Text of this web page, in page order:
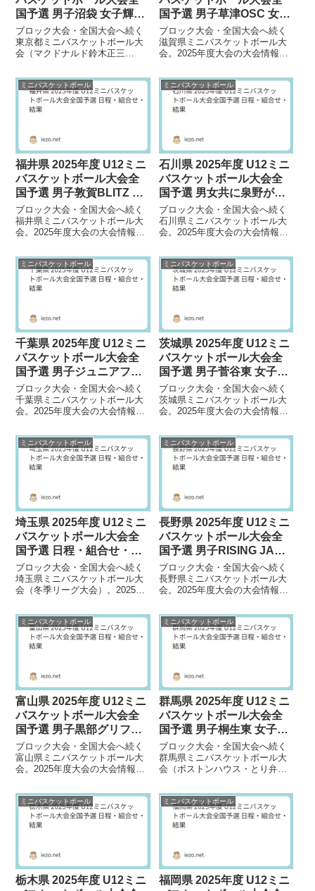
国予選 男子沼袋 女子輝汐
が優勝
ブロック大会・全国大会へ続く
東京都ミニバスケットボール大
会（マクドナルド鈴木正三
を掲載しています。大会日程
2026年 1月11日...
国予選 男子草津OSC 女子
平野が優勝
ブロック大会・全国大会へ続く
滋賀県ミニバスケットボール大
会。2025年度大会の大会情報を
2025年 12月6日（土）～14日
（日）...
ミニバスケットボール
福井県 2025年度 U12ミニ
バスケットボール大会全
国予選 男子敦賀BLITZ 女
子CROWNが優勝
ブロック大会・全国大会へ続く
福井県ミニバスケットボール大
会。2025年度大会の大会情報を
年 1月10日（土）～25日（日）
大会会...
ミニバスケットボール
石川県 2025年度 U12ミニ
バスケットボール大会全
国予選 男女共に泉野が優
勝
ブロック大会・全国大会へ続く
石川県ミニバスケットボール大
会。2025年度大会の大会情報を
年 1月18日（日）～25日（日）
大会会...
ミニバスケットボール
千葉県 2025年度 U12ミニ
バスケットボール大会全
国予選 男子ジュニアファ
イブ 女子絆が優勝
ブロック大会・全国大会へ続く
千葉県ミニバスケットボール大
会。2025年度大会の大会情報を
年 1月10日（土）～25日（日）
大会会...
ミニバスケットボール
茨城県 2025年度 U12ミニ
バスケットボール大会全
国予選 男子菅谷東 女子陽
光台が優勝
ブロック大会・全国大会へ続く
茨城県ミニバスケットボール大
会。2025年度大会の大会情報を
年 1月17日（土）～25日（日）
大会会...
ミニバスケットボール
埼玉県 2025年度 U12ミニ
バスケットボール大会全
国予選 日程・組合せ・結
果
ブロック大会・全国大会へ続く
埼玉県ミニバスケットボール大
会（冬季リーグ大会）。2025年
ます。大会日程2026年 1月11
日（土）～...
ミニバスケットボール
長野県 2025年度 U12ミニ
バスケットボール大会全
国予選 男子RISING JAM
女子佐久ボノスが優勝
ブロック大会・全国大会へ続く
長野県ミニバスケットボール大
会。2025年度大会の大会情報を
ウンド：2025年 11月23日
（日）2...
ミニバスケットボール
富山県 2025年度 U12ミニ
バスケットボール大会全
国予選 男子黒部グリフィ
ンズ 女子入善が優勝
ブロック大会・全国大会へ続く
富山県ミニバスケットボール大
会。2025年度大会の大会情報を
年 1月10日（土）～18日（日）
大会会...
ミニバスケットボール
群馬県 2025年度 U12ミニ
バスケットボール大会全
国予選 男子桐生東 女子み
どり笠東が優勝
ブロック大会・全国大会へ続く
群馬県ミニバスケットボール大
会（ボストンハウス・とり弁鶏
情報を掲載しています。大会日
程2026年 1...
ミニバスケットボール
栃木県 2025年度 U12ミニ
ミニバスケットボール
福岡県 2025年度 U12ミニ